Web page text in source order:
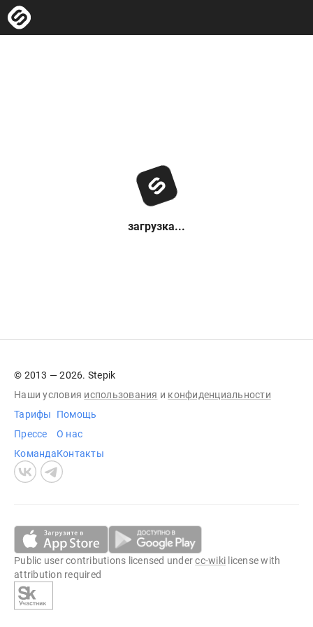
загрузка...
© 2013 — 2026. Stepik
Наши условия использования и конфиденциальности
Тарифы
Прессе
Команда
Помощь
О нас
Контакты
Public user contributions licensed undercc-wiki license with
attribution required